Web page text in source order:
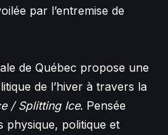
par l’entremise de
de Québec propose une
de l’hiver à travers la
/ Splitting Ice. Pensée
physique, politique et